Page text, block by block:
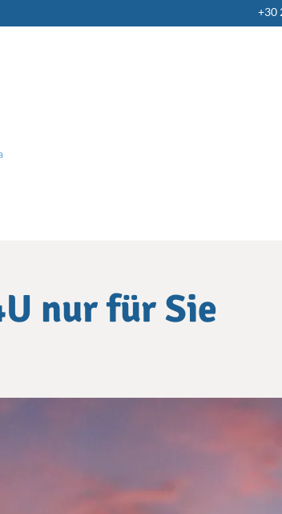
+30
nur für Sie